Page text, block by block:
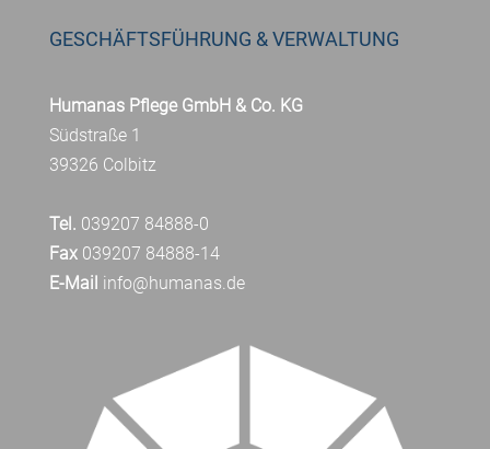
GESCHÄFTSFÜHRUNG & VERWALTUNG
Humanas Pflege GmbH & Co. KG
Südstraße 1
39326 Colbitz
Tel. 039207 84888-0
Fax039207 84888-14
E-Mail info@humanas.de